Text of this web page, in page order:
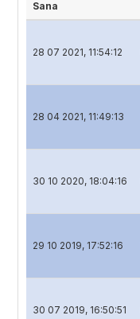
Sana
28 07 2021, 11:54:12
28 04 2021, 11:49:13
30 10 2020, 18:04:16
29 10 2019, 17:52:16
30 07 2019, 16:50:51